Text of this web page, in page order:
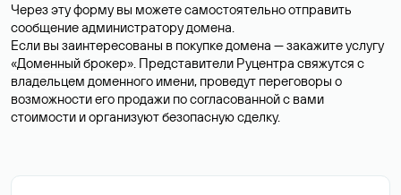
Через эту форму вы можете самостоятельно отправить
сообщение администратору домена.
Если вы заинтересованы в покупке домена — закажите услугу
«Доменный брокер». Представители Руцентра свяжутся с
владельцем доменного имени, проведут переговоры о
возможности его продажи по согласованной с вами
стоимости и организуют безопасную сделку.